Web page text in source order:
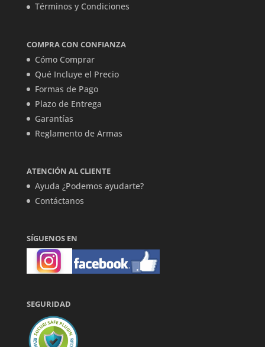
Términos y Condiciones
COMPRA CON CONFIANZA
Cómo Comprar
Qué Incluye el Precio
Formas de Pago
Plazo de Entrega
Garantías
Reglamento de Armas
ATENCIÓN AL CLIENTE
Ayuda ¿Podemos ayudarte?
Contáctanos
SÍGUENOS EN
SEGURIDAD